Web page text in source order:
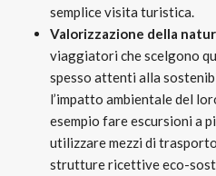
semplice visita turistica.
Valorizzazione della
viaggiatori che scelgono
spesso attenti alla
l’impatto ambientale del
esempio fare escursioni a
utilizzare mezzi di
strutture ricettive eco-